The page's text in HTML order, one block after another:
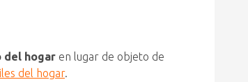
del hogar en lugar de objeto de
del hogar.